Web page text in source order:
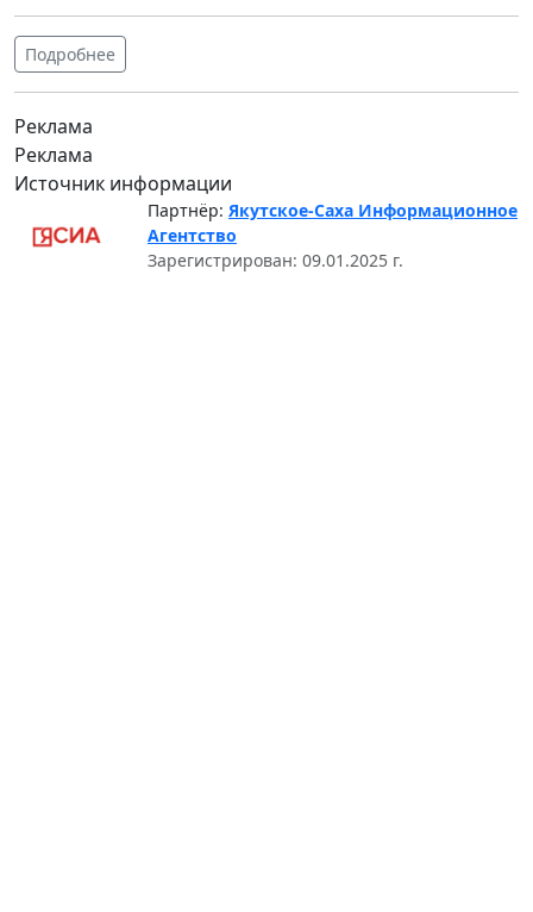
Подробнее
Реклама
Реклама
Источник информации
Партнёр: Якутское-Саха Информационное
Агентство
Зарегистрирован: 09.01.2025 г.